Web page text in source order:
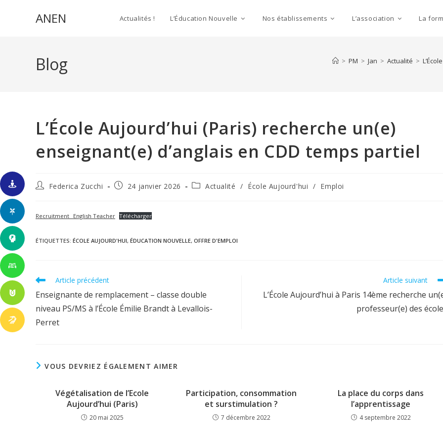
ANEN Actualités ! L’Éducation Nouvelle Nos établissements L’association La
Blog > PM > Jan > Actualité >
L’École Aujourd’hui (Paris) recherche un(e)
enseignant(e) d’anglais en CDD temps partiel
Auteur/autrice
publication :
Federica Zucchi
Publication
24 janvier 2026
PostActualité / École Aujourd'hui / Emploi
Recruitment_ English Teacher Télécharger
ÉTIQUETTES: ÉCOLE AUJOURD'HUI, ÉDUCATION NOUVELLE, OFFRE D'EMPLOI
Read
articles
Article précédent
Enseignante de remplacement – classe double
niveau PS/MS à l’École Émilie Brandt à Levallois-
Perret
Article suivant
L’École Aujourd’hui à Paris 14ème recherche
professeur(e) des
VOUS DEVRIEZ ÉGALEMENT AIMER
Végétalisation de l’Ecole
Aujourd’hui (Paris)
20 mai 2025
Participation, consommation
et surstimulation ?
7 décembre 2022
La place du corps dans
l’apprentissage
4 septembre 2022